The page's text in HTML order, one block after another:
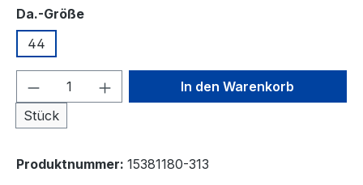
Da.-Größeauswählen
44
Produkt Anzahl: Gib den
Stück
In den Warenkorb
Produktnummer: 15381180-313